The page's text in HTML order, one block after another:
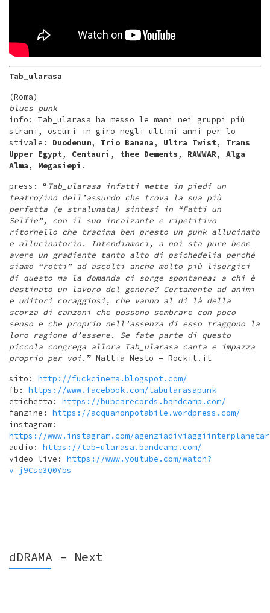
Tab_ularasa
(Roma)
blues punk
info: Tab_ularasa ha messo le mani nei gruppi più
strani, oscuri in giro negli ultimi anni per lo
stivale: Duodenum, Trio Banana, Ultra Twist, Trans
Upper Egypt, Centauri , thee Dements, RAWWAR, Alga
Alma, Megasiepi .
press: “ Tab_ularasa infatti mette in piedi un
teatro/ino dell’assurdo che trova la sua più
perfetta (e stralunata) sintesi in “Fatti un
Selfie”, con il suo incalzante e ripetitivo
ritornello che tracima ben presto un punk allucinato
e allucinatorio. Intendiamoci, a noi sta pure bene
avere un gradiente tanto alto di psichedelia perché
siamo “rotti” ad ascolti anche molto più lisergici
di questo ma la domanda ci sorge spontanea: a chi è
destinato un lavoro del genere? Certamente ad animi
e uditori coraggiosi, che vanno al di là della
scorza di canzoni che possono sembrare con poco
senso e che proprio nell’assenza di esso traggono la
loro ragione d’essere. Se fate parte di questo
piccola congrega allora Tab_ularasa canta e impazza
proprio per voi.” Mattia Nesto – Rockit.it
sito: http://fuckcinema.blogspot.com/
fb: https://www.facebook.com/tabularasapunk
etichetta: https://bubcarecords.bandcamp.com/
fanzine: https://acquanonpotabile.wordpress.com/
instagram:
https://www.instagram.com/
audio: https://tab-ularasa.bandcamp.com/
video live: https://www.youtube.com/watch?
v=j9Csq3Q0Ybs
dDRAMA – Next